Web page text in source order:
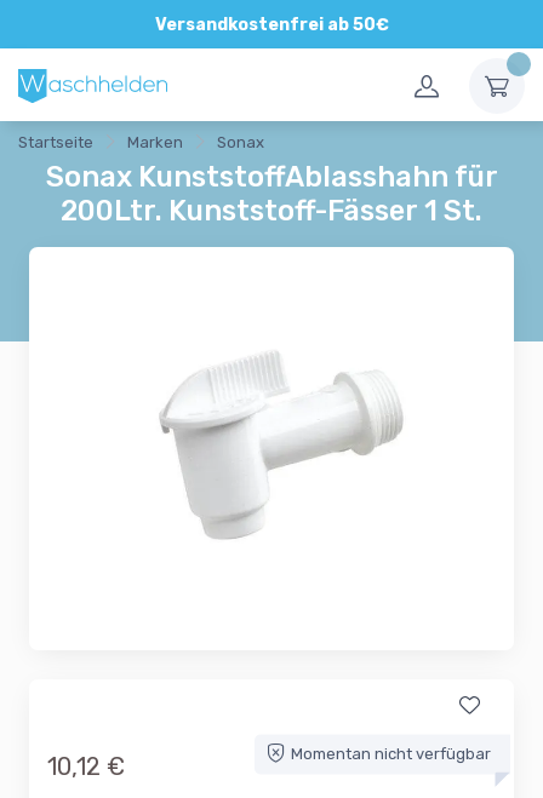
Versandkostenfrei ab 50€
Startseite Marken Sonax
Sonax KunststoffAblasshahn für
200Ltr. Kunststoff-Fässer 1 St.
Momentan nicht verfügbar
10,12 €